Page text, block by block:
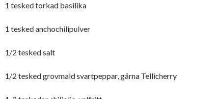
1 tesked torkad basilika
1 tesked anchochilipulver
1/2 tesked salt
1/2 tesked grovmald svartpeppar, gärna Tellicherry